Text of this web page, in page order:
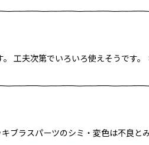
工夫次第でいろいろ使えそうです
ブラスパーツのシミ・変色は不良と